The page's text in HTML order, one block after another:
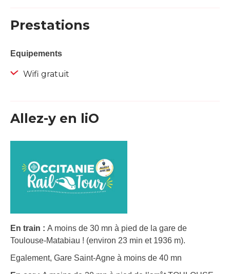
Prestations
Equipements
Wifi gratuit
Allez-y en liO
En train : A moins de 30 mn à pied de la gare de
Toulouse-Matabiau ! (environ 23 min et 1936 m).
Egalement, Gare Saint-Agne à moins de 40 mn